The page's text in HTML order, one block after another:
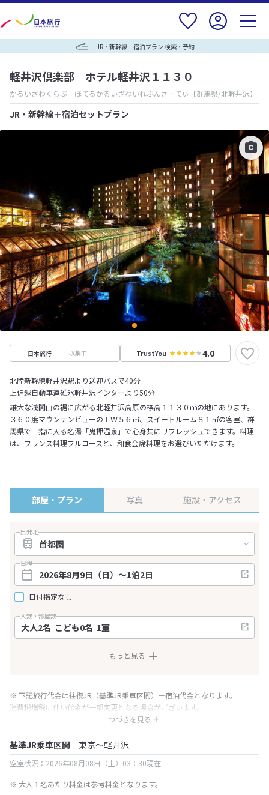
JR・新幹線＋宿泊プラン 検索・予約
軽井沢倶楽部 ホテル軽井沢１１３０
かるいざわくらぶ ほてるかるいざわいれぶんさーてぃ 【群馬県/北軽井沢】
JR・新幹線＋宿泊セットプラン
日本旅行 収集中 TrustYou 4.0
北陸新幹線軽井沢駅より送迎バスで40分
上信越自動車道碓氷軽井沢インターより50分
雄大な浅間山の裾に広がる北軽井沢高原の標高１１３０ｍの地にあります。
３６０度マウンテンビューのＴＷ５６㎡、スイートルーム８１㎡の客室、群
馬県で十指に入る名湯「鬼押温泉」で心身共にリフレッシュできます。料理
は、フランス料理フルコースと、和食会席料理をお選びいただけます。
部屋・プラン 写真 施設・アクセス
出発地
日程
日付指定なし
人数・部屋数
もっと見る
つづきを見る
※ 下記旅行代金は往復JR（基準JR乗車区間）＋宿泊代金となります。
消費税増税に伴い代金が一部変更となる場合がございます。
※ 表示されている旅行代金・プラン内容は一定時間ごとに更新されます。最
基準JR乗車区間 東京～軽井沢
空室状況：2026年08月08日（土）03：30現在
※ 大人１名あたり料金は参考料金となります。